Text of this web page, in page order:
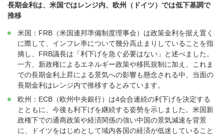
長期金利は、米国ではレンジ内、欧州（ドイツ）では低下基調で
推移
米国：FRB（米国連邦準備制度理事会）は政策金利を据え置く
に際して、インフレ率について幾分高止まりしていることを指
摘し、FRB議長は「利下げを急ぐ必要はない」と述べました。
一方、新政権によるエネルギー政策や移民規制に加え、これま
での長期金利上昇による景気への影響も懸念される中、当面の
長期金利はレンジ内で推移するとみています。
欧州：ECB（欧州中央銀行）は4会合連続の利下げを決定する
とともに、今後も利下げを継続する姿勢を示しました。米国新
政権下での通商政策や経済関係の強い中国の景気減速を背景
に、ドイツをはじめとして域内各国の経済が低迷していること